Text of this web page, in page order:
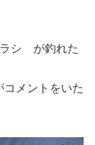
シ が釣れた
メントをいた